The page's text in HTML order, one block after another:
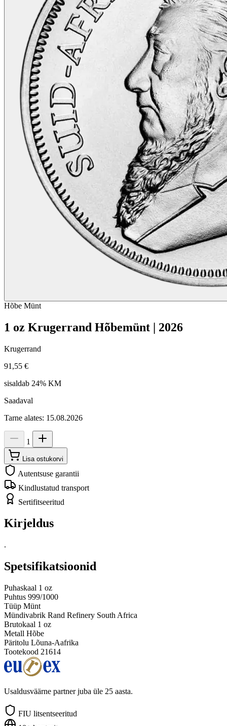
Hõbe Münt
1 oz Krugerrand Hõbemünt | 2026
Krugerrand
91,55 €
sisaldab 24% KM
Saadaval
Tarne alates: 15.08.2026
1
Lisa ostukorvi
Autentsuse garantii
Kindlustatud transport
Sertifitseeritud
Kirjeldus
.
Spetsifikatsioonid
Puhaskaal 1 oz
Puhtus 999/1000
Tüüp Münt
Mündivabrik Rand Refinery South Africa
Brutokaal 1 oz
Metall Hõbe
Päritolu Lõuna-Aafrika
Tootekood 21614
Usaldusväärne partner juba üle 25 aasta.
FIU litsentseeritud